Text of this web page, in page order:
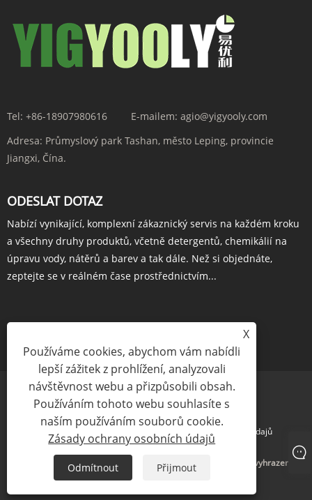
Tel: +86-18907980616 E-mailem: agio@yigyooly.com
Adresa: Průmyslový park Tashan, město Leping, provincie
Jiangxi, Čína.
ODESLAT DOTAZ
Nabízí vynikající, komplexní zákaznický servis na každém kroku
a všechny druhy produktů, včetně detergentů, chemikálií na
úpravu vody, nátěrů a barev a tak dále. Než si objednáte,
zeptejte se v reálném čase prostřednictvím...
Links Sitemap Zásady ochrany osobních údajů
Copyright © 2024 Yigyooly Enterprise Limited Všechna práva vyhrazena
X
Používáme cookies, abychom vám nabídli
lepší zážitek z prohlížení, analyzovali
návštěvnost webu a přizpůsobili obsah.
Používáním tohoto webu souhlasíte s
naším používáním souborů cookie.
Zásady ochrany osobních údajů
Odmítnout Přijmout